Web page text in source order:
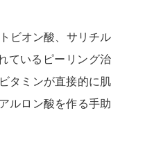
ビオン酸、サリチル
ているピーリング治
タミンが直接的に肌
ルロン酸を作る手助